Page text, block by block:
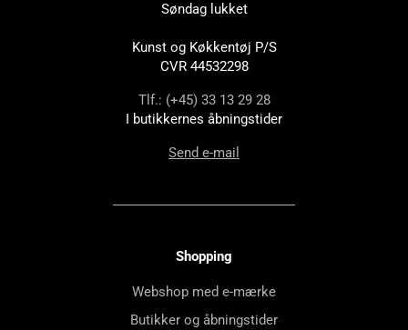
Søndag lukket
Kunst og Køkkentøj P/S
CVR 44532298
Tlf.: (+45) 33 13 29 28
I butikkernes åbningstider
Send e-mail
Shopping
Webshop med e-mærke
Butikker og åbningstider